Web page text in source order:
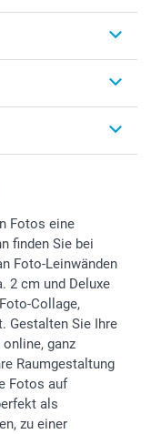
Fotos eine
finden Sie bei
Foto-Leinwänden
2 cm und Deluxe
Collage,
Gestalten Sie Ihre
ganz
Raumgestaltung
Fotos auf
als
zu einer